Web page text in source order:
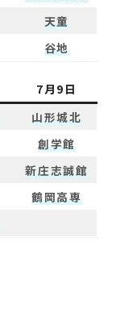
天童
谷地
7月9日
山形城北
創学館
新庄志誠館
鶴岡高専